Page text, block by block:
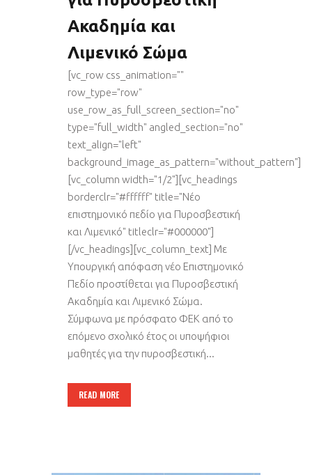
Ακαδημία και
Λιμενικό Σώμα
[vc_row css_animation=""
row_type="row"
use_row_as_full_screen_section="no"
type="full_width" angled_section="no"
text_align="left"
background_image_as_pattern="without_pattern"]
[vc_column width="1/2"][vc_headings
borderclr="#ffffff" title="Νέο
επιστημονικό πεδίο για Πυροσβεστική
και Λιμενικό" titleclr="#000000"]
[/vc_headings][vc_column_text] Με
Υπουργική απόφαση νέο Επιστημονικό
Πεδίο προστίθεται για Πυροσβεστική
Ακαδημία και Λιμενικό Σώμα.
Σύμφωνα με πρόσφατο ΦΕΚ από το
επόμενο σχολικό έτος οι υποψήφιοι
μαθητές για την πυροσβεστική...
READ MORE